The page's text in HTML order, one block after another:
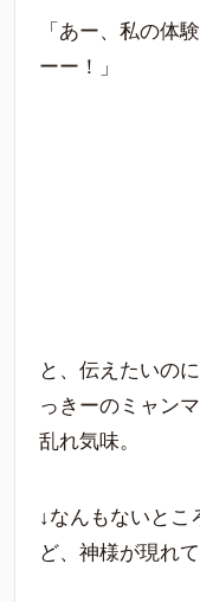
「あー、私の体
ーー！」
と、伝えたいの
っきーのミャン
乱れ気味。
↓なんもないとこ
ど、神様が現れ